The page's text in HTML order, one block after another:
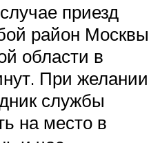
приезд
район Москвы
области в
При желании
службы
на место в